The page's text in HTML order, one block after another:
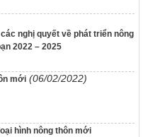
nghị quyết về phát triển nông
2022 – 2025
mới (06/02/2022)
hình nông thôn mới